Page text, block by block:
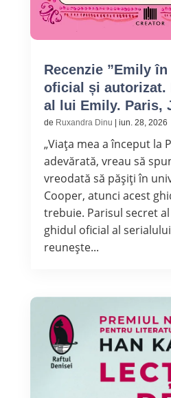
Recenzie ”Emily
oficial și autorizat.
al lui Emily. Paris,
de Ruxandra Dinu iun. 28, 2026
„Viața mea a început la
adevărată, vreau să
vreodată să pășiți în
Cooper, atunci acest
trebuie. Parisul secret
ghidul oficial al
reunește...